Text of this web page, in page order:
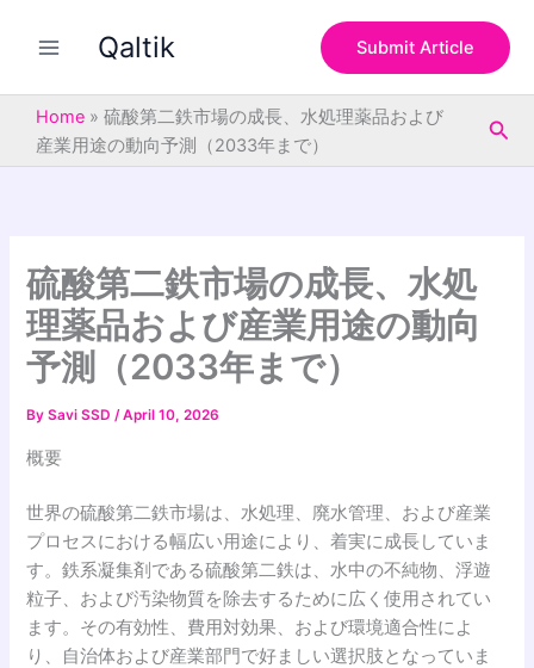
Qaltik Submit Article
Home » 硫酸第二鉄市場の成長、水処理薬品および
産業用途の動向予測（2033年まで）
硫酸第二鉄市場の成長、水処
理薬品および産業用途の動向
予測（2033年まで）
BySavi SSD/April 10, 2026
概要
世界の硫酸第二鉄市場は、水処理、廃水管理、および産業
プロセスにおける幅広い用途により、着実に成長していま
す。鉄系凝集剤である硫酸第二鉄は、水中の不純物、浮遊
粒子、および汚染物質を除去するために広く使用されてい
ます。その有効性、費用対効果、および環境適合性によ
り、自治体および産業部門で好ましい選択肢となっていま